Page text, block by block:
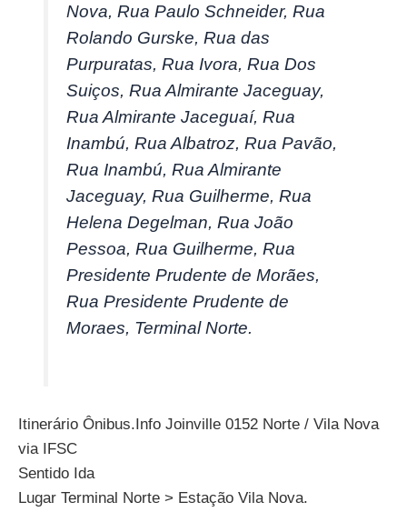
Nova, Rua Paulo Schneider, Rua
Rolando Gurske, Rua das
Purpuratas, Rua Ivora, Rua Dos
Suiços, Rua Almirante Jaceguay,
Rua Almirante Jaceguaí, Rua
Inambú, Rua Albatroz, Rua Pavão,
Rua Inambú, Rua Almirante
Jaceguay, Rua Guilherme, Rua
Helena Degelman, Rua João
Pessoa, Rua Guilherme, Rua
Presidente Prudente de Morães,
Rua Presidente Prudente de
Moraes, Terminal Norte.
Itinerário Ônibus.Info Joinville 0152 Norte / Vila Nova
via IFSC
Sentido Ida
Lugar Terminal Norte > Estação Vila Nova.